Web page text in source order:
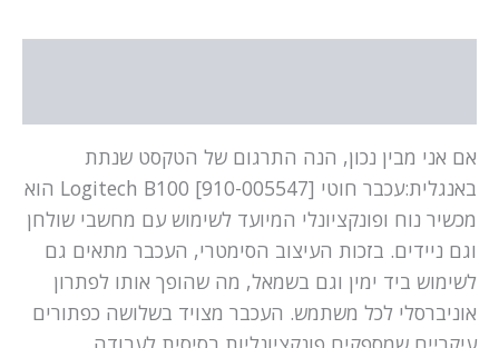
אם אני מבין נכון, הנה התרגום של הטקסט שנתת
באנגלית:עכבר חוטי Logitech B100 [910-005547] הוא
מכשיר נוח ופונקציונלי המיועד לשימוש עם מחשבי שולחן
וגם ניידים. בזכות העיצוב הסימטרי, העכבר מתאים גם
לשימוש ביד ימין וגם בשמאל, מה שהופך אותו לפתרון
אוניברסלי לכל משתמש. העכבר מצויד בשלושה כפתורים